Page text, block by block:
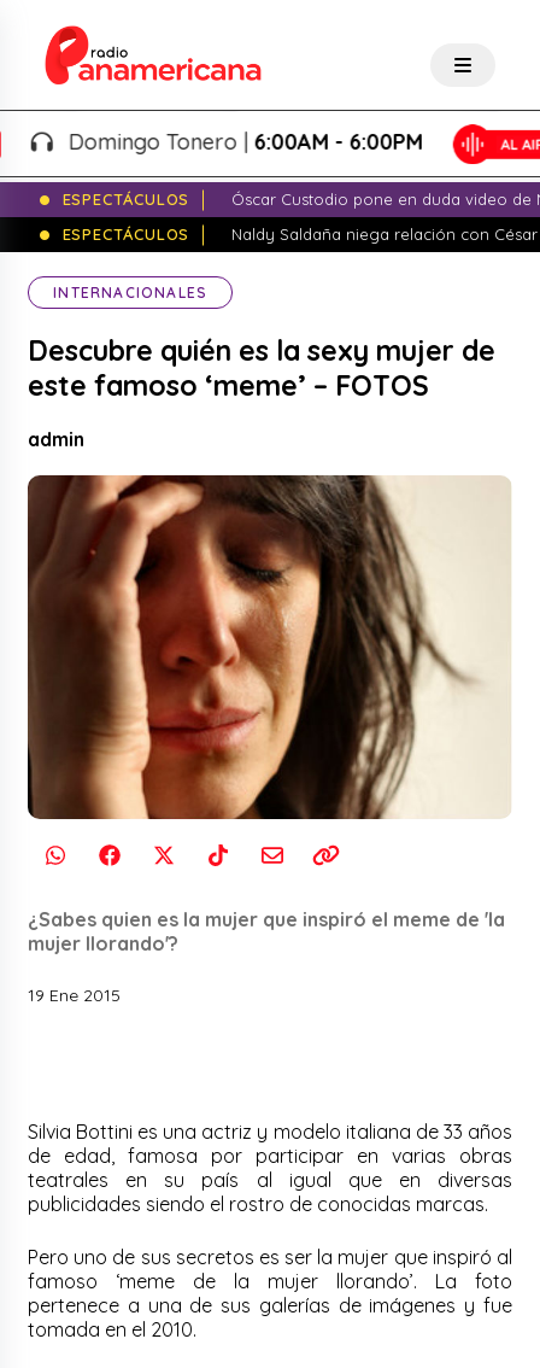
Domingo Tonero |6:00AM - 6:00PM
ESPECTÁCULOS
Óscar Custodio pone en duda video de
ESPECTÁCULOS
Naldy Saldaña niega relación con
INTERNACIONALES
Descubre quién es la sexy mujer de
este famoso ‘meme’ – FOTOS
admin
¿Sabes quien es la mujer que inspiró el meme de 'la
mujer llorando'?
19 Ene 2015
Silvia Bottini es una actriz y modelo italiana de 33 años
de edad, famosa por participar en varias obras
teatrales en su país al igual que en diversas
publicidades siendo el rostro de conocidas marcas.
Pero uno de sus secretos es ser la mujer que inspiró al
famoso ‘meme de la mujer llorando’. La foto
pertenece a una de sus galerías de imágenes y fue
tomada en el 2010.